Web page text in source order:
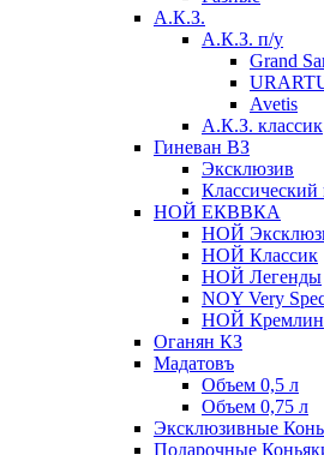
А.К.З.
А.К.З. п/у
Grand
Avetis
А.К.З. классик
Гиневан ВЗ
Эксклюзив
Классический
НОЙ ЕКВВКА
НОЙ
НОЙ Классик
НОЙ Легенды
NOY Very
НОЙ Кремлин
Оганян КЗ
Мадатовъ
Объем 0,5 л
Объем 0,75 л
Эксклюзивные
Подарочные